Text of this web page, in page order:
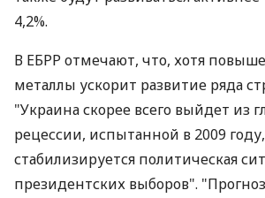
4,2%.
В ЕБРР отмечают, что, хотя
металлы ускорит развитие ряда
"Украина скорее всего выйдет из
рецессии, испытанной в 2009
стабилизируется политическая
президентских выборов".